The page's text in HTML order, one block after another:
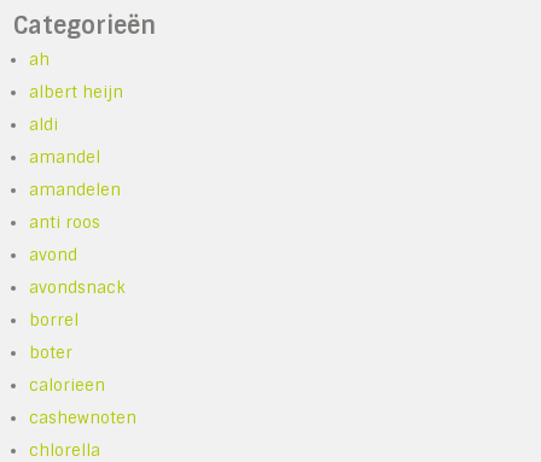
Categorieën
ah
albert heijn
aldi
amandel
amandelen
anti roos
avond
avondsnack
borrel
boter
calorieen
cashewnoten
chlorella